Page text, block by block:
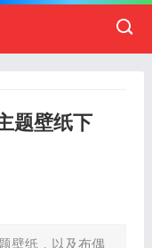
题壁纸下
壁纸，以及布偶